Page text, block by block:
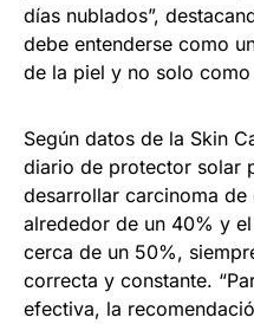
días nublados”,
debe entenderse como
de la piel y no solo
Según datos de la Skin
diario de protector solar
desarrollar carcinoma de
alrededor de un 40% y
cerca de un 50%,
correcta y constante.
efectiva, la